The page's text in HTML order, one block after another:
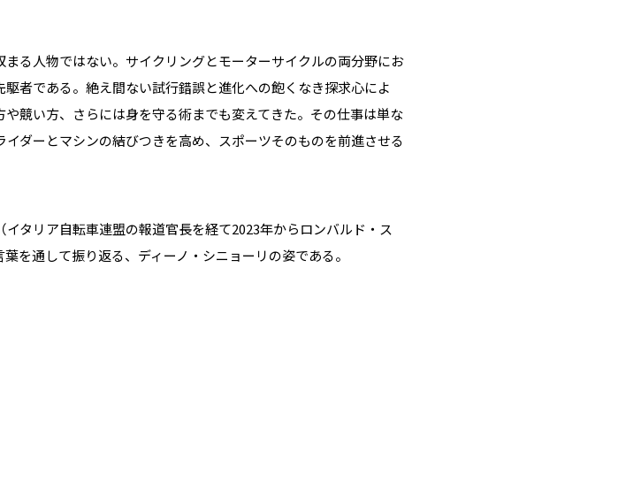
る人物ではない。サイクリングとモーターサイクルの両分野にお
者である。絶え間ない試行錯誤と進化への飽くなき探求心によ
競い方、さらには身を守る術までも変えてきた。その仕事は単な
ダーとマシンの結びつきを高め、スポーツそのものを前進させる
タリア自転車連盟の報道官長を経て2023年からロンバルド・ス
を通して振り返る、ディーノ・シニョーリの姿である。